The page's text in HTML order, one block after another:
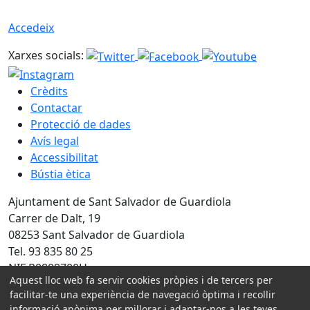
Accedeix
Xarxes socials:
Crèdits
Contactar
Protecció de dades
Avís legal
Accessibilitat
Bústia ètica
Ajuntament de Sant Salvador de Guardiola
Carrer de Dalt, 19
08253 Sant Salvador de Guardiola
Tel. 93 835 80 25
NIF P0809700H
Amb la col·laboració de:
Aquest lloc web fa servir cookies pròpies i de tercers per
facilitar-te una experiència de navegació òptima i recollir